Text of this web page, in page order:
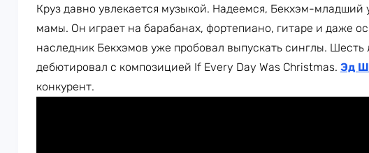
Круз давно увлекается музыкой. Надеемся, Бекхэм-младший
мамы. Он играет на барабанах, фортепиано, гитаре и даже
наследник Бекхэмов уже пробовал выпускать синглы. Шесть
дебютировал с композицией If Every Day Was Christmas. Эд
конкурент.